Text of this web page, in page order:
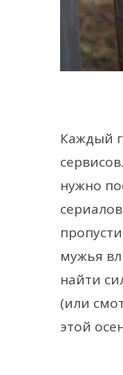
Каждый
нужно
мужья
найти
(или
этой